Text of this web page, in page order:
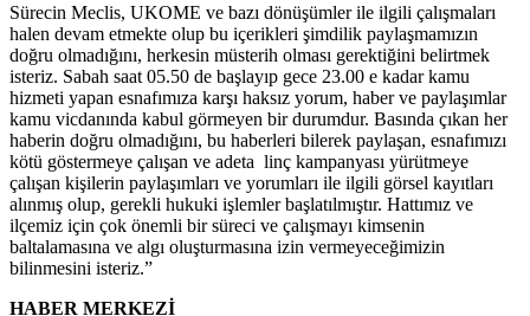
Sürecin Meclis, UKOME ve bazı dönüşümler ile ilgili çalışmaları
halen devam etmekte olup bu içerikleri şimdilik paylaşmamızın
doğru olmadığını, herkesin müsterih olması gerektiğini belirtmek
isteriz. Sabah saat 05.50 de başlayıp gece 23.00 e kadar kamu
hizmeti yapan esnafımıza karşı haksız yorum, haber ve paylaşımlar
kamu vicdanında kabul görmeyen bir durumdur. Basında çıkan her
haberin doğru olmadığını, bu haberleri bilerek paylaşan, esnafımızı
kötü göstermeye çalışan ve adeta linç kampanyası yürütmeye
çalışan kişilerin paylaşımları ve yorumları ile ilgili görsel kayıtları
alınmış olup, gerekli hukuki işlemler başlatılmıştır. Hattımız ve
ilçemiz için çok önemli bir süreci ve çalışmayı kimsenin
baltalamasına ve algı oluşturmasına izin vermeyeceğimizin
bilinmesini isteriz.”
HABER MERKEZİ